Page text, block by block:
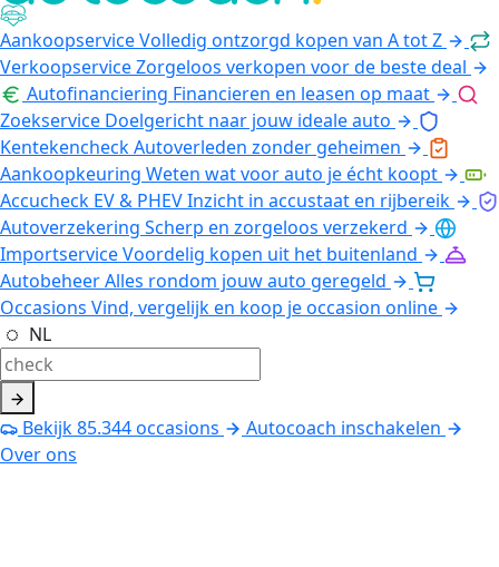
AankoopserviceVolledig ontzorgd kopen van A tot Z
VerkoopserviceZorgeloos verkopen voor de beste deal
Autofinanciering Financieren en leasen op maat
Zoekservice Doelgericht naar jouw ideale auto
KentekencheckAutoverleden zonder geheimen
Aankoopkeuring Weten wat voor auto je écht koopt
Accucheck EV & PHEVInzicht in accustaat en rijbereik
Autoverzekering Scherp en zorgeloos verzekerd
ImportserviceVoordelig kopen uit het buitenland
AutobeheerAlles rondom jouw auto geregeld
Occasions Vind, vergelijk en koop je occasion online
NL
Bekijk85.344occasions
Autocoach inschakelen
Over ons